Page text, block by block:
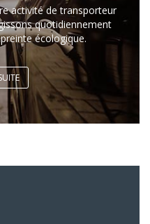
activité de transporteur
quotidiennement
écologique.